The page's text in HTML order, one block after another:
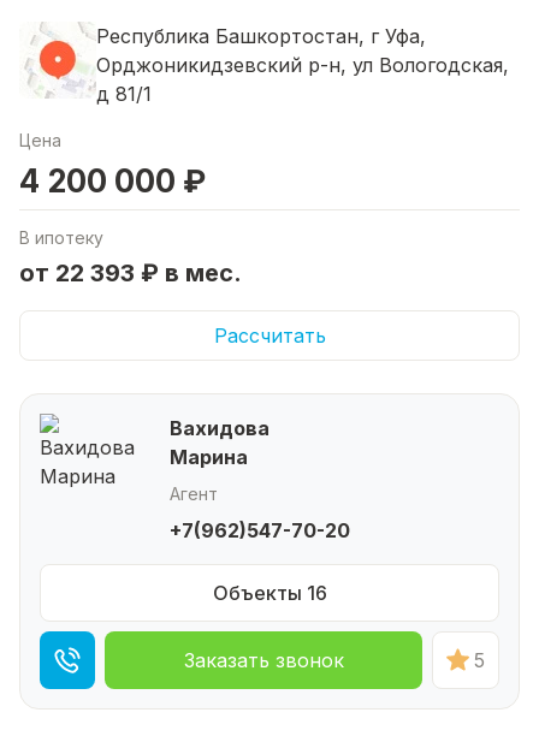
Республика Башкортостан, г Уфа,
Орджоникидзевский р-н, ул Вологодская,
д 81/1
Цена
4 200 000 ₽
В ипотеку
от 22 393 ₽ в мес.
Рассчитать
Вахидова
Марина
Агент
+7(962)547-70-20
Объекты 16
Заказать звонок 5